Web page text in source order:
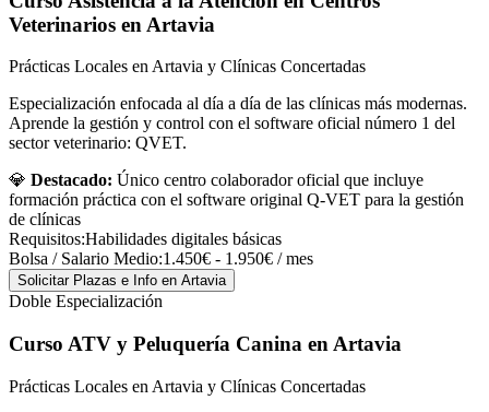
Veterinarios en Artavia
Prácticas Locales en Artavia y Clínicas Concertadas
Especialización enfocada al día a día de las clínicas más modernas.
Aprende la gestión y control con el software oficial número 1 del
sector veterinario: QVET.
💎 Destacado: Único centro colaborador oficial que incluye
formación práctica con el software original Q-VET para la gestión
de clínicas
Requisitos:Habilidades digitales básicas
Bolsa / Salario Medio:1.450€ - 1.950€ / mes
Solicitar Plazas e Info en Artavia
Doble Especialización
Curso ATV y Peluquería Canina en Artavia
Prácticas Locales en Artavia y Clínicas Concertadas